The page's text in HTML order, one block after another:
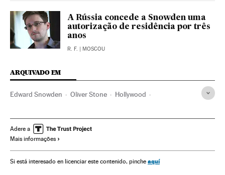
A Rússia concede a Snowden uma
autorização de residência por três
anos
R. F. | MOSCOU
ARQUIVADO EM
Edward Snowden Oliver Stone Hollywood
Cultura Festival San Sebastián 2016
Festival San Sebastián
Cinema Eventos Sociedade
Adere a
Mais informações
Si está interesado en licenciar este contenido, pinche aquí